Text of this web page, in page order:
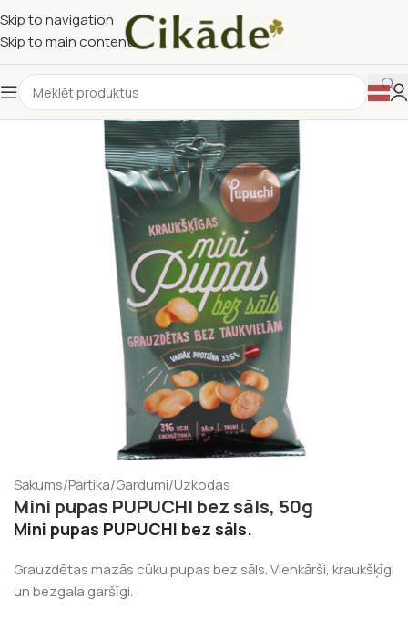
Skip to navigation
Skip to main content
Sākums/Pārtika/Gardumi/Uzkodas
Mini pupas PUPUCHI bez sāls, 50g
Mini pupas PUPUCHI bez sāls.
Grauzdētas mazās cūku pupas bez sāls. Vienkārši, kraukšķīgi
un bezgala garšīgi.